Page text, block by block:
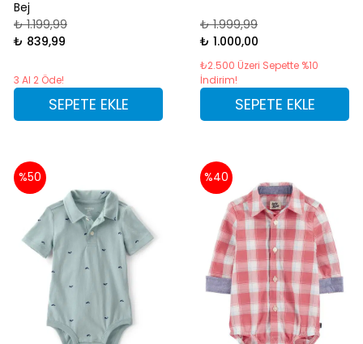
Bej
₺ 1.199,99
₺ 839,99
3 Al 2 Öde!
SEPETE EKLE
₺ 1.999,99
₺ 1.000,00
₺2.500 Üzeri Sepette %10
İndirim!
SEPETE EKLE
%50 %40